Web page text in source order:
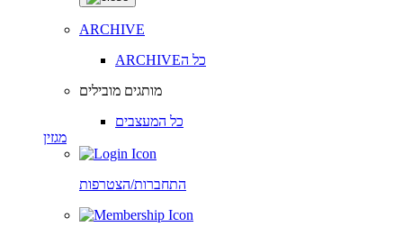
ARCHIVE
ARCHIVEכל ה
מותגים מובילים
כל המעצבים
מגזין
התחברות/הצטרפות